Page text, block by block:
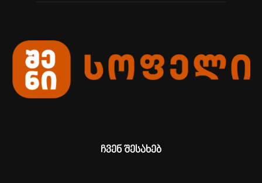
ჩვენ შესახებ